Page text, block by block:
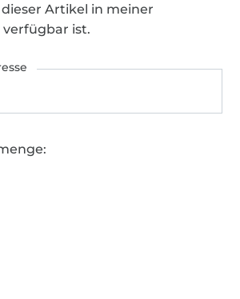
Artikel in meiner
ist.